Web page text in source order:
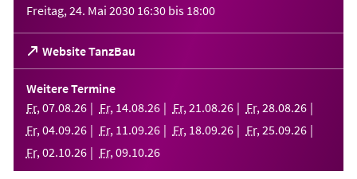
Freitag, 24. Mai 2030 16:30 bis 18:00
Website TanzBau
(Öffnet
in
einem
neuen
Tab)
Weitere Termine
Fr, 07.08.26 Fr, 14.08.26 Fr, 21 .08.26 Fr, 28.08.26
Fr, 04.09.26 Fr, 11 .09.26 Fr, 18.09.26 Fr, 25.09.26
Fr, 02.10.26 Fr, 09.10.26